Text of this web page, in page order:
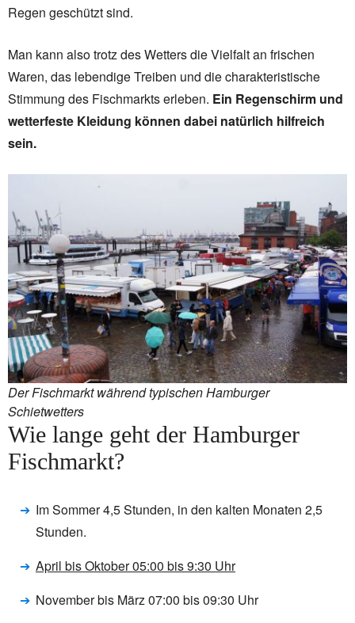
Regen geschützt sind.
Man kann also trotz des Wetters die Vielfalt an frischen
Waren, das lebendige Treiben und die charakteristische
Stimmung des Fischmarkts erleben. Ein Regenschirm und
wetterfeste Kleidung können dabei natürlich hilfreich
sein.
Der Fischmarkt während typischen Hamburger
Schietwetters
Wie lange geht der Hamburger
Fischmarkt?
Im Sommer 4,5 Stunden, in den kalten Monaten 2,5
Stunden.
April bis Oktober 05:00 bis 9:30 Uhr
November bis März 07:00 bis 09:30 Uhr